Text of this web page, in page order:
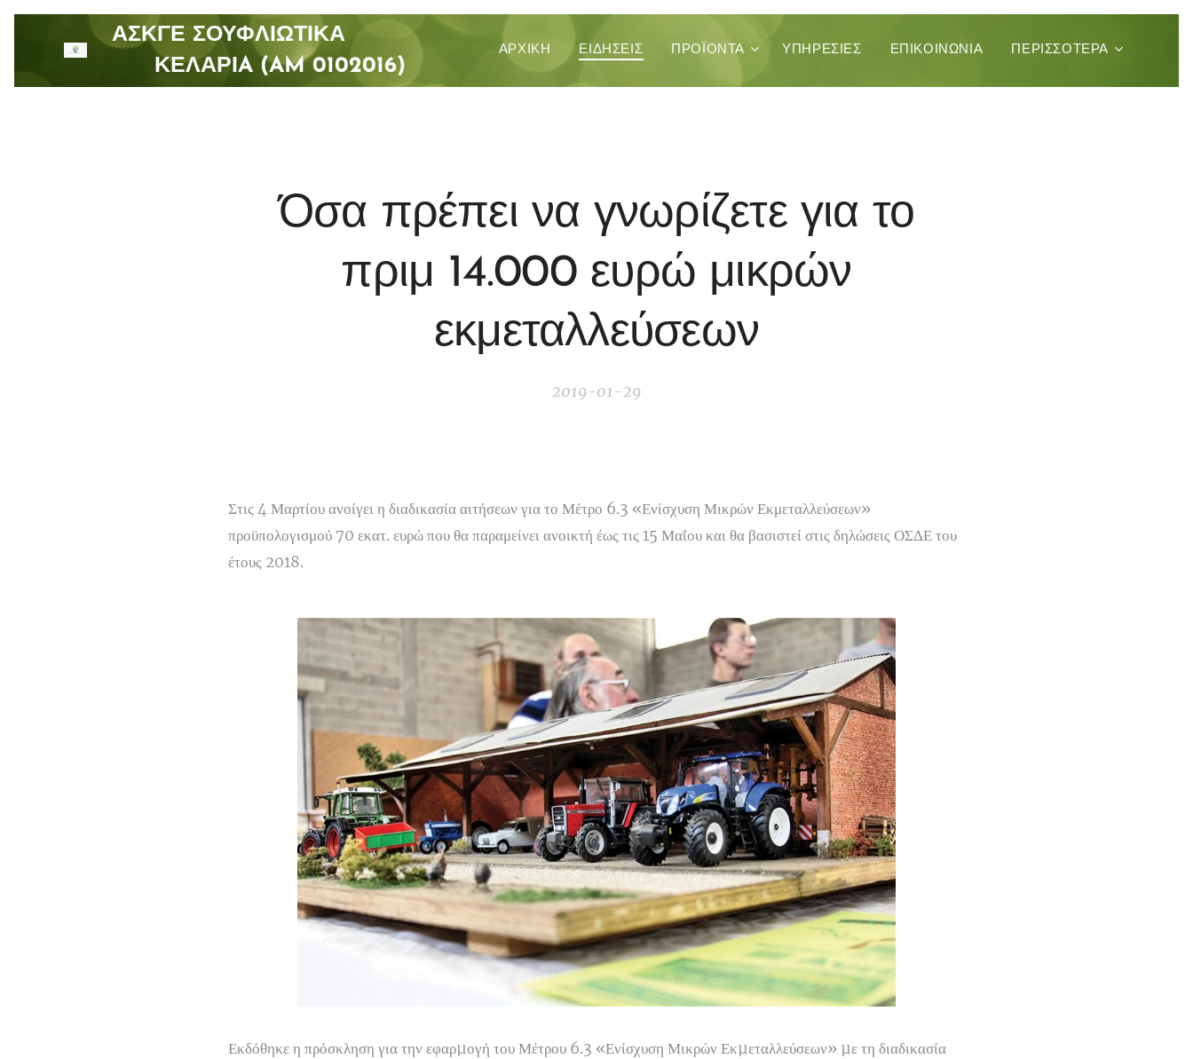
ΑΣΚΓΕ ΣΟΥΦΛΙΩΤΙΚΑ
ΚΕΛΑΡΙA (AM 0102016)
ΑΡΧΙΚΉ ΕΙΔΗΣΕΙΣ ΠΡΟΪΌΝΤΑ ΥΠΗΡΕΣΊΕΣ ΕΠΙΚΟΙΝΩΝΊΑ ΠΕΡΙΣΣΌΤΕΡΑ
Όσα πρέπει να γνωρίζετε για το
πριμ 14.000 ευρώ μικρών
εκμεταλλεύσεων
2019-01-29
Στις 4 Μαρτίου ανοίγει η διαδικασία αιτήσεων για το Μέτρο 6.3 «Ενίσχυση Μικρών Εκμεταλλεύσεων»
προϋπολογισμού 70 εκατ. ευρώ που θα παραμείνει ανοικτή έως τις 15 Μαΐου και θα βασιστεί στις δηλώσεις ΟΣΔΕ του
έτους 2018.
Εκδόθηκε η πρόσκληση για την εφαρµογή του Μέτρου 6.3 «Ενίσχυση Μικρών Εκµεταλλεύσεων» µε τη διαδικασία